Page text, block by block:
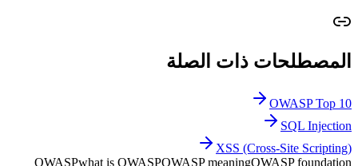
المصطلحات ذات الصلة
OWASP Top 10
SQL Injection
XSS (Cross-Site Scripting)
OWASPwhat is OWASPOWASP meaningOWASP foundation